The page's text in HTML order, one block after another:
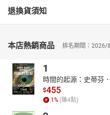
09 遷怒先生外傳
10 說對不起有什麼用
12 呷緊弄破碗
14 金屬疲勞效應
15 富不過三代
16 讓身心休息一下
17 僥倖，罪惡的搖籃
18 多頭與空頭的交戰
退換貨須知
本店熱銷商品 排名期間：
1
時間的起源：史蒂芬
$455
1 % (賺4點)